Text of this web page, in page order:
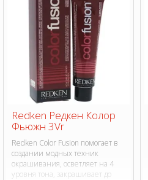
Redken Редкен Колор
Фьюжн 3Vr
Redken Color Fusion помогает в
создании модных техник
окрашивания, осветляет на 4
уровня тона, закрашивает до